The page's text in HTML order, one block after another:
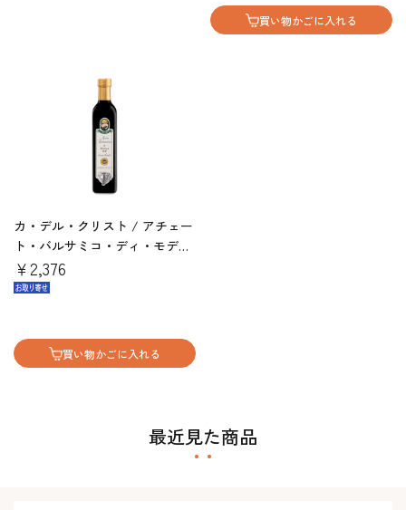
買い物かごに入れる
カ・デル・クリスト / アチェー
ト・バルサミコ・ディ・モデナ
インヴェッキアート（500ml）
￥2,376
買い物かごに入れる
最近見た商品